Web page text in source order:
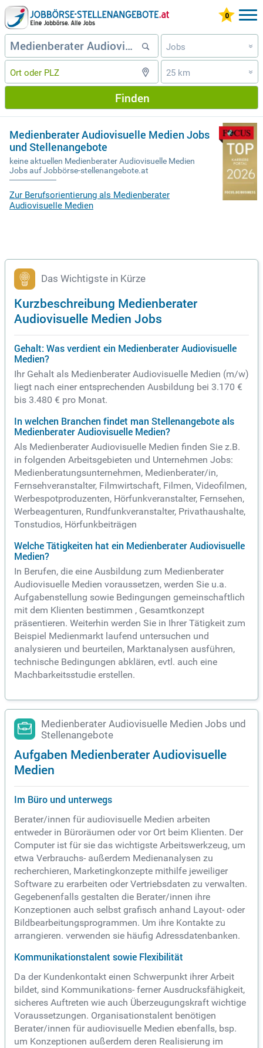
Jobs »
25 km »
Finden
Medienberater Audiovisuelle Medien Jobs
und Stellenangebote
keine aktuellen Medienberater Audiovisuelle Medien
Jobs auf Jobbörse-stellenangebote.at
Zur Berufsorientierung als Medienberater
Audiovisuelle Medien
Das Wichtigste in Kürze
Kurzbeschreibung Medienberater
Audiovisuelle Medien Jobs
Gehalt: Was verdient ein Medienberater Audiovisuelle
Medien?
Ihr Gehalt als Medienberater Audiovisuelle Medien (m/w)
liegt nach einer entsprechenden Ausbildung bei 3.170 €
bis 3.480 € pro Monat.
In welchen Branchen findet man Stellenangebote als
Medienberater Audiovisuelle Medien?
Als Medienberater Audiovisuelle Medien finden Sie z.B.
in folgenden Arbeitsgebieten und Unternehmen Jobs:
Medienberatungsunternehmen, Medienberater/in,
Fernsehveranstalter, Filmwirtschaft, Filmen, Videofilmen,
Werbespotproduzenten, Hörfunkveranstalter, Fernsehen,
Werbeagenturen, Rundfunkveranstalter, Privathaushalte,
Tonstudios, Hörfunkbeiträgen
Welche Tätigkeiten hat ein Medienberater Audiovisuelle
Medien?
In Berufen, die eine Ausbildung zum Medienberater
Audiovisuelle Medien voraussetzen, werden Sie u.a.
Aufgabenstellung sowie Bedingungen gemeinschaftlich
mit dem Klienten bestimmen , Gesamtkonzept
präsentieren. Weiterhin werden Sie in Ihrer Tätigkeit zum
Beispiel Medienmarkt laufend untersuchen und
analysieren und beurteilen, Marktanalysen ausführen,
technische Bedingungen abklären, evtl. auch eine
Machbarkeitsstudie erstellen.
Medienberater Audiovisuelle Medien Jobs und
Stellenangebote
Aufgaben Medienberater Audiovisuelle
Medien
Im Büro und unterwegs
Berater/innen für audiovisuelle Medien arbeiten
entweder in Büroräumen oder vor Ort beim Klienten. Der
Computer ist für sie das wichtigste Arbeitswerkzeug, um
etwa Verbrauchs- außerdem Medienanalysen zu
recherchieren, Marketingkonzepte mithilfe jeweiliger
Software zu erarbeiten oder Vertriebsdaten zu verwalten.
Gegebenenfalls gestalten die Berater/innen ihre
Konzeptionen auch selbst grafisch anhand Layout- oder
Bildbearbeitungsprogrammen. Um ihre Kontakte zu
arrangieren. verwenden sie häufig Adressdatenbanken.
Kommunikationstalent sowie Flexibilität
Da der Kundenkontakt einen Schwerpunkt ihrer Arbeit
bildet, sind Kommunikations- ferner Ausdrucksfähigkeit,
sicheres Auftreten wie auch Überzeugungskraft wichtige
Voraussetzungen. Organisationstalent benötigen
Berater/innen für audiovisuelle Medien ebenfalls, bsp.
um Konzeptionen außerdem deren Realisierung im